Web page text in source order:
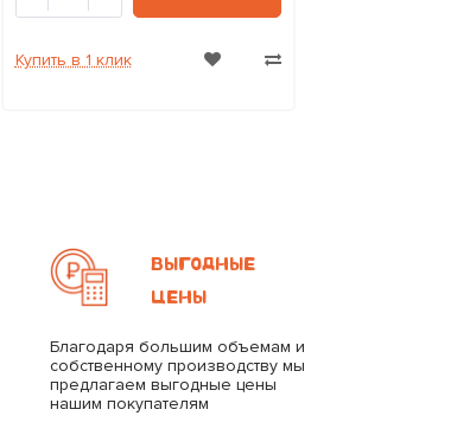
Купить в 1 клик
ВЫГОДНЫЕ
ЦЕНЫ
Благодаря большим объемам и
собственному производству мы
предлагаем выгодные цены
нашим покупателям